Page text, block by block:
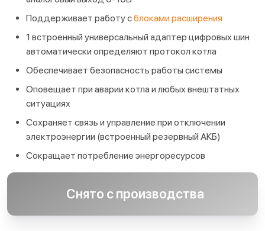
Поддерживает работу сблоками расширения
1 встроенный универсальный адаптер цифровых шин
автоматически определяют протокол котла
Обеспечивает безопасность работы системы
Оповещает при аварии котла и любых внештатных
ситуациях
Сохраняет связь и управление при отключении
электроэнергии (встроенный резервный АКБ)
Сокращает потребление энергоресурсов
Снято с производства